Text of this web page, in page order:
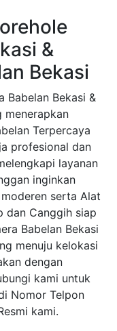
&
Bekasi
Babelan Bekasi &
menerapkan
Terpercaya
profesional dan
layanan
inginkan
serta Alat
dan Canggih siap
Babelan Bekasi
menuju kelokasi
dengan
kami untuk
Nomor Telpon
kami.